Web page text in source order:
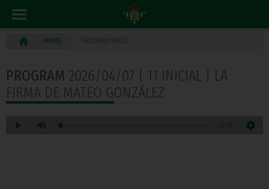
HOME PROGRAM RADIO
PROGRAM 2026/04/07 | 11 INICIAL | LA
FIRMA DE MATEO GONZÁLEZ